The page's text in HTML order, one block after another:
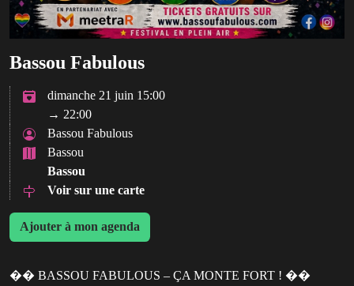
Bassou Fabulous
dimanche 21 juin 15:00
→ 22:00
Bassou Fabulous
Bassou
Bassou
Voir sur une carte
Ajouter à mon agenda
�� BASSOU FABULOUS – ÇA MONTE FORT ! ��